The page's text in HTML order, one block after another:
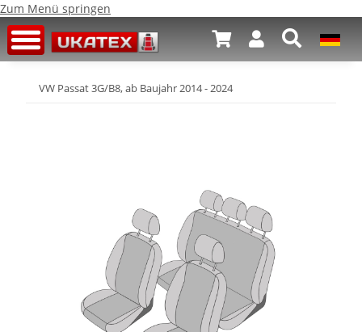
Zum Menü springen
VW Passat 3G/B8, ab Baujahr 2014 - 2024